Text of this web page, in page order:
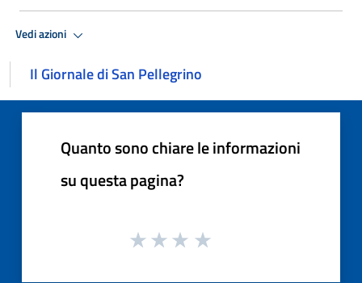
Vedi azioni
Il Giornale di San Pellegrino
Quanto sono chiare le informazioni
su questa pagina?